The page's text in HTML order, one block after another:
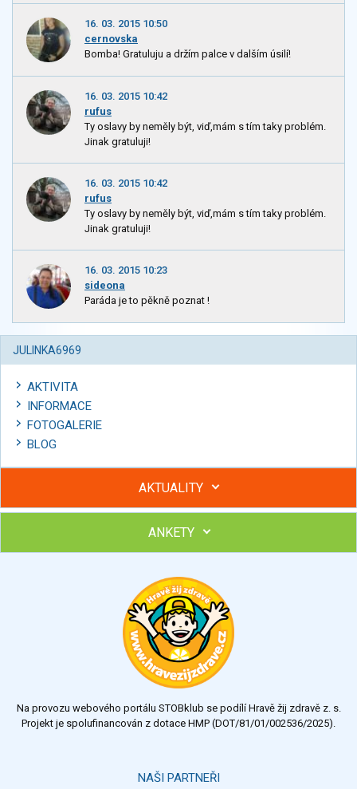
16. 03. 2015 10:50
cernovska
Bomba! Gratuluju a držím palce v dalším úsilí!
16. 03. 2015 10:42
rufus
Ty oslavy by neměly být, viď,mám s tím taky problém.
Jinak gratuluji!
16. 03. 2015 10:42
rufus
Ty oslavy by neměly být, viď,mám s tím taky problém.
Jinak gratuluji!
16. 03. 2015 10:23
sideona
Paráda je to pěkně poznat !
JULINKA6969
AKTIVITA
INFORMACE
FOTOGALERIE
BLOG
AKTUALITY
Hubněte s podporou lektorky a skupiny v kurzech STOBu
Chcete poradit s hubnutím? Najděte si odborníka STOBu ve
ANKETY
Výsledky Všechny ankety
Na provozu webového portálu STOBklub se podílí Hravě žij zdravě z. s.
Projekt je spolufinancován z dotace HMP (DOT/81/01/002536/2025).
NAŠI PARTNEŘI